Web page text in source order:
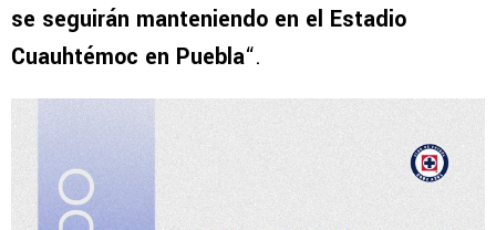
se seguirán manteniendo en el Estadio
Cuauhtémoc en Puebla“.